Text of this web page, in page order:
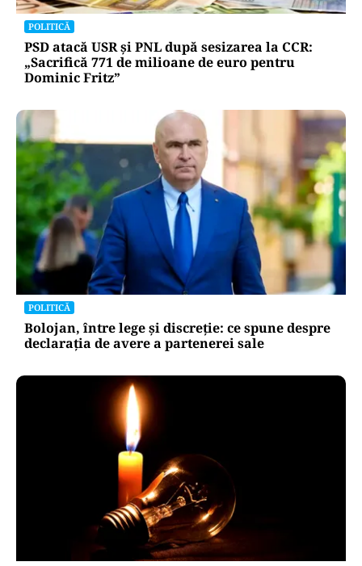
POLITICĂ
PSD atacă USR și PNL după sesizarea la CCR:
„Sacrifică 771 de milioane de euro pentru
Dominic Fritz”
POLITICĂ
Bolojan, între lege și discreție: ce spune despre
declarația de avere a partenerei sale